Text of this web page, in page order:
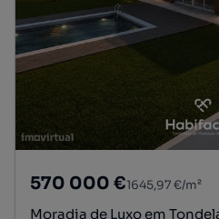
570 000 €1645,97 €/m²
Moradia de Luxo em